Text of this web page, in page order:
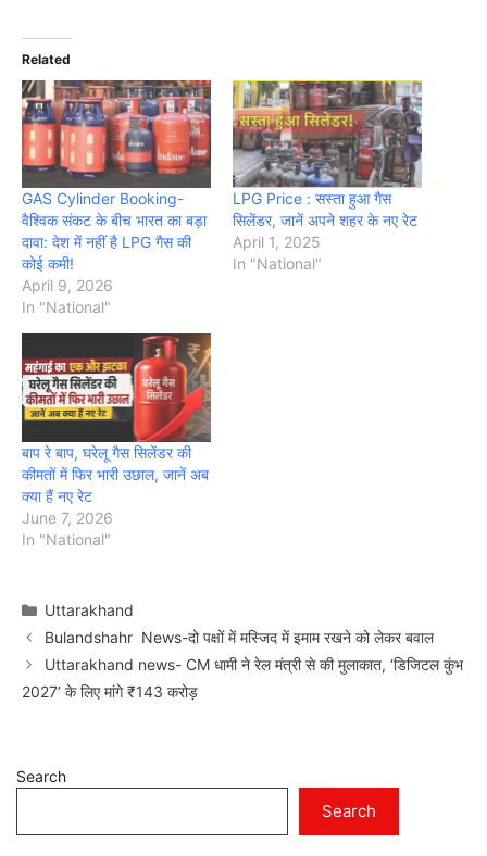
Related
GAS Cylinder Booking-
वैश्विक संकट के बीच भारत का बड़ा
दावा: देश में नहीं है LPG गैस की
कोई कमी!
April 9, 2026
In "National"
LPG Price : सस्ता हुआ गैस
सिलेंडर, जानें अपने शहर के नए रेट
April 1, 2025
In "National"
बाप रे बाप, घरेलू गैस सिलेंडर की
कीमतों में फिर भारी उछाल, जानें अब
क्या हैं नए रेट
June 7, 2026
In "National"
Categories
Uttarakhand
Bulandshahr News-दो पक्षों में मस्जिद में इमाम रखने को लेकर बवाल
Uttarakhand news- CM धामी ने रेल मंत्री से की मुलाकात, ‘डिजिटल कुंभ
2027’ के लिए मांगे ₹143 करोड़
Search
Search